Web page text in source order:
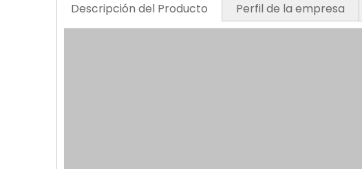
Descripción del Producto
Perfil de la empresa